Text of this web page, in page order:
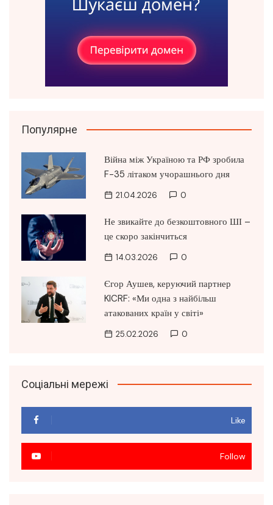
Популярне
Війна між Україною та РФ зробила
F-35 літаком учорашнього дня
21.04.2026 0
Не звикайте до безкоштовного ШІ –
це скоро закінчиться
14.03.2026 0
Єгор Аушев, керуючий партнер
KICRF: «Ми одна з найбільш
атакованих країн у світі»
25.02.2026 0
Соціальні мережі
Like
Follow